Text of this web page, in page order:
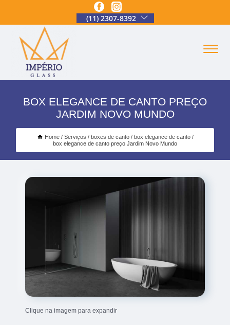
(11) 2307-8392
BOX ELEGANCE DE CANTO PREÇO
JARDIM NOVO MUNDO
Home Serviços boxes de canto
box elegance de canto
box elegance de canto preço Jardim Novo Mundo
Clique na imagem para expandir